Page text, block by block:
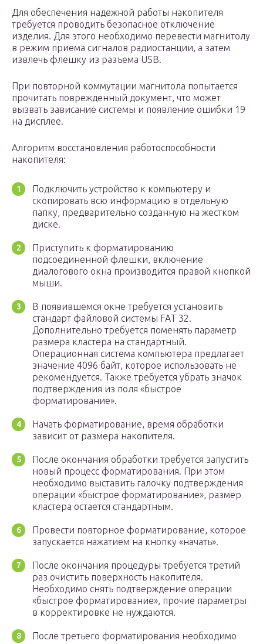
Для обеспечения надежной работы накопителя
требуется проводить безопасное отключение
изделия. Для этого необходимо перевести магнитолу
в режим приема сигналов радиостанции, а затем
извлечь флешку из разъема USB.
При повторной коммутации магнитола попытается
прочитать поврежденный документ, что может
вызвать зависание системы и появление ошибки 19
на дисплее.
Алгоритм восстановления работоспособности
накопителя:
Подключить устройство к компьютеру и
скопировать всю информацию в отдельную
папку, предварительно созданную на жестком
диске.
Приступить к форматированию
подсоединенной флешки, включение
диалогового окна производится правой кнопкой
мыши.
В появившемся окне требуется установить
стандарт файловой системы FAT 32.
Дополнительно требуется поменять параметр
размера кластера на стандартный.
Операционная система компьютера предлагает
значение 4096 байт, которое использовать не
рекомендуется. Также требуется убрать значок
подтверждения из поля «быстрое
форматирование».
Начать форматирование, время обработки
зависит от размера накопителя.
После окончания обработки требуется запустить
новый процесс форматирования. При этом
необходимо выставить галочку подтверждения
операции «быстрое форматирование», размер
кластера остается стандартным.
Провести повторное форматирование, которое
запускается нажатием на кнопку «начать».
После окончания процедуры требуется третий
раз очистить поверхность накопителя.
Необходимо снять подтверждение операции
«быстрое форматирование», прочие параметры
в корректировке не нуждаются.
После третьего форматирования необходимо